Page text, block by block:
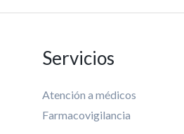
Servicios
Atención a médicos
Farmacovigilancia